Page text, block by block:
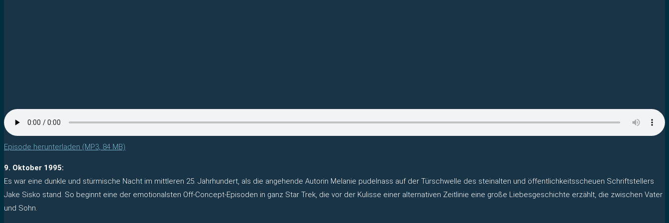
Episode herunterladen (MP3, 84 MB)
9. Oktober 1995:
Es war eine dunkle und stürmische Nacht im mittleren 25. Jahrhundert, als die angehende Autorin Melanie pudelnass auf der Türschwelle des steinalten und öffentlichkeitsscheuen Schriftstellers
Jake Sisko stand. So beginnt eine der emotionalsten Off-Concept-Episoden in ganz Star Trek, die vor der Kulisse einer alternativen Zeitlinie eine große Liebesgeschichte erzählt, die zwischen Vater
und Sohn.